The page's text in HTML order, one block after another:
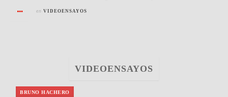
en VIDEOENSAYOS
VIDEOENSAYOS
BRUNO HACHERO